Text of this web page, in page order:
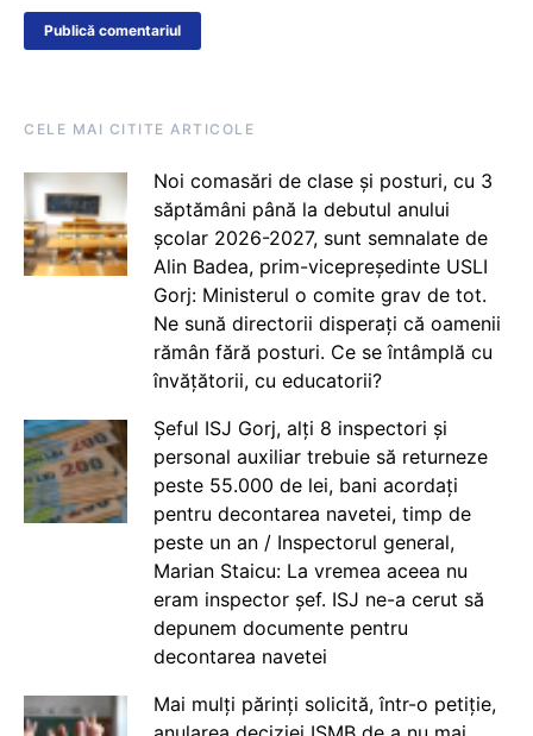
CELE MAI CITITE ARTICOLE
Noi comasări de clase și posturi, cu 3
săptămâni până la debutul anului
școlar 2026-2027, sunt semnalate de
Alin Badea, prim-vicepreședinte USLI
Gorj: Ministerul o comite grav de tot.
Ne sună directorii disperați că oamenii
rămân fără posturi. Ce se întâmplă cu
învățătorii, cu educatorii?
Șeful ISJ Gorj, alți 8 inspectori și
personal auxiliar trebuie să returneze
peste 55.000 de lei, bani acordați
pentru decontarea navetei, timp de
peste un an / Inspectorul general,
Marian Staicu: La vremea aceea nu
eram inspector șef. ISJ ne-a cerut să
depunem documente pentru
decontarea navetei
Mai mulți părinți solicită, într-o petiție,